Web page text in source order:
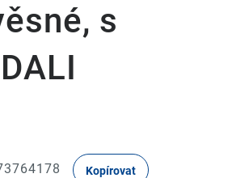
s
Kopírovat